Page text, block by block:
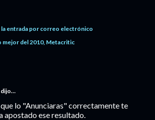
la entrada por correo electrónico
mejor del 2010 Metacritic
dijo…
lo "Anunciaras" correctamente te
apostado ese resultado.